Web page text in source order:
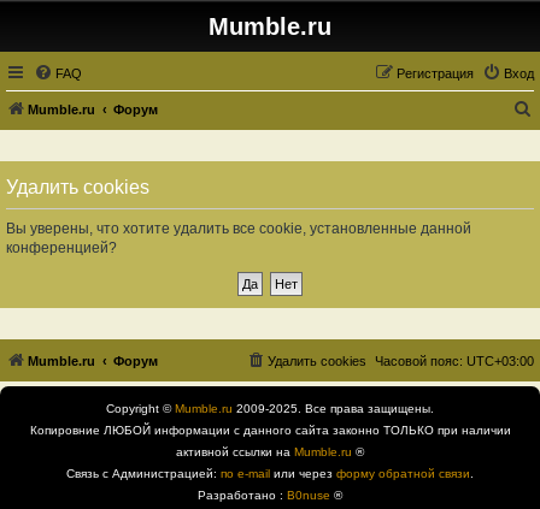
Mumble.ru
FAQ Вход
Регистрация
Mumble.ru Форум
и
Удалить cookies
Вы уверены, что хотите удалить все cookie, установленные данной
конференцией?
Mumble.ru Форум Часовой пояс: UTC+03:00
Удалить cookies
Copyright ©Mumble.ru 2009-2025. Все права защищены.
Копировние ЛЮБОЙ информации с данного сайта законно ТОЛЬКО при наличии
активной ссылки на Mumble.ru ®
Связь с Администрацией: по e-mail или через форму обратной связи
Разработано : B0nuse ®